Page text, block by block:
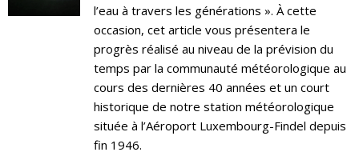
l’eau à travers les générations ». À cette
occasion, cet article vous présentera le
progrès réalisé au niveau de la prévision du
temps par la communauté météorologique au
cours des dernières 40 années et un court
historique de notre station météorologique
située à l’Aéroport Luxembourg-Findel depuis
fin 1946.